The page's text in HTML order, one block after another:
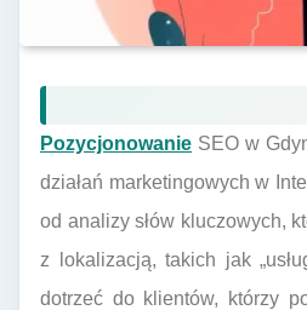
Pozycjonowanie SEO w
działań marketingowych w
od analizy słów kluczowych,
z lokalizacją, takich jak
dotrzeć do klientów, którzy